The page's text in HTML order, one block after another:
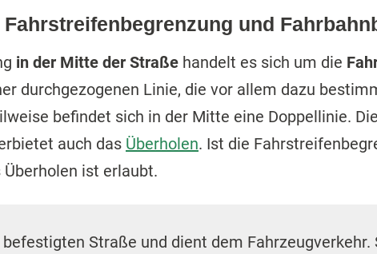
und
in der Mitte der Straße handelt es sich um die
durchgezogenen Linie, die vor allem dazu
befindet sich in der Mitte eine Doppellinie.
auch das Überholen. Ist die
ist erlaubt.
Straße und dient dem